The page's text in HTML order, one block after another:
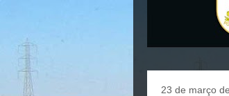
23 de março